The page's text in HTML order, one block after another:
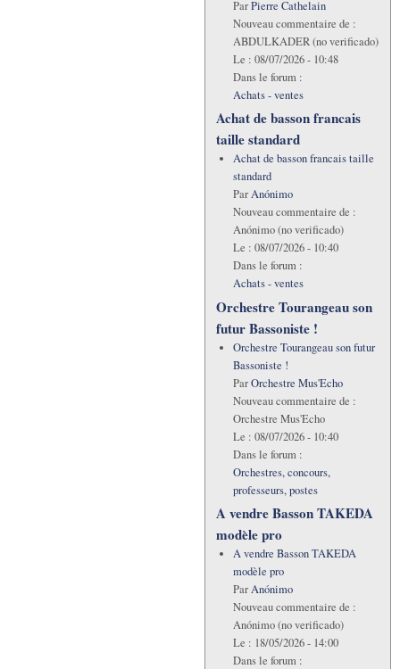
ParPierre Cathelain
Nouveau commentaire de :
ABDULKADER (no verificado)
Le : 08/07/2026 - 10:48
Dans le forum :
Achats - ventes
Achat de basson francais
taille standard
Achat de basson francais taille
standard
ParAnónimo
Nouveau commentaire de :
Anónimo (no verificado)
Le : 08/07/2026 - 10:40
Dans le forum :
Achats - ventes
Orchestre Tourangeau son
futur Bassoniste !
Orchestre Tourangeau son futur
Bassoniste !
ParOrchestre Mus'Echo
Nouveau commentaire de :
Orchestre Mus'Echo
Le : 08/07/2026 - 10:40
Dans le forum :
Orchestres, concours,
professeurs, postes
A vendre Basson TAKEDA
modèle pro
A vendre Basson TAKEDA
modèle pro
ParAnónimo
Nouveau commentaire de :
Anónimo (no verificado)
Le : 18/05/2026 - 14:00
Dans le forum :